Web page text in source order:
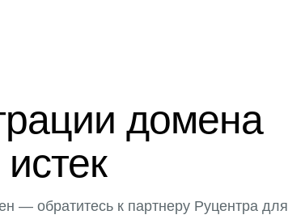
домена
— обратитесь к партнеру Руцентра для